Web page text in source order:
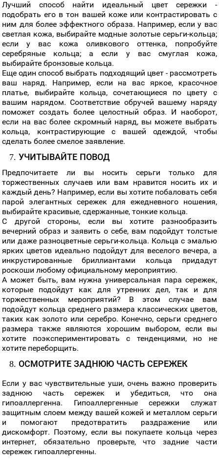
Лучший способ найти идеальный цвет сережки -
подобрать его в тон вашей коже или контрастировать с
ним для более эффектного образа. Например, если у вас
светлая кожа, выбирайте модные золотые серьги-кольца;
если у вас кожа оливкового оттенка, попробуйте
серебряные кольца; а если у вас смуглая кожа,
выбирайте бронзовые кольца.
Еще один способ выбрать подходящий цвет - рассмотреть
ваш наряд. Например, если на вас яркое, красочное
платье, выбирайте кольца, сочетающиеся по цвету с
вашим нарядом. Соответствие обручей вашему наряду
поможет создать более целостный образ. И наоборот,
если на вас более скромный наряд, вы можете выбрать
кольца, контрастирующие с вашей одеждой, чтобы
сделать более смелое заявление.
7. УЧИТЫВАЙТЕ ПОВОД
Предпочитаете ли вы носить серьги только для
торжественных случаев или вам нравится носить их и
каждый день? Например, если вы хотите побаловать себя
парой элегантных сережек для ежедневного ношения,
выбирайте красивые, сдержанные, тонкие кольца.
С другой стороны, если вы хотите разнообразить
вечерний образ и заявить о себе, вам подойдут толстые
или даже разноцветные серьги-кольца. Кольца с эмалью
ярких цветов идеально подойдут для веселого вечера, а
инкрустированные бриллиантами кольца придадут
роскоши любому официальному мероприятию.
А может быть, вам нужна универсальная пара сережек,
которые подойдут как для утренних дел, так и для
торжественных мероприятий? В этом случае вам
подойдут кольца среднего размера классических цветов,
таких как золото или серебро. Конечно, серьги среднего
размера также являются хорошим выбором, если вы
хотите поэкспериментировать с тенденциями, но не
хотите переборщить.
8. ОСМОТРИТЕ ЗАДНЮЮ ЧАСТЬ СЕРЕЖЕК
Если у вас чувствительные уши, очень важно проверить
заднюю часть сережек и убедиться, что она
гипоаллергенна. Гипоаллергенные сережки служат
защитным слоем между вашей кожей и металлом серьги
и помогают предотвратить раздражение или
дискомфорт. Поэтому, если вы покупаете кольца через
интернет, обязательно проверьте, что задние части
сережек гипоаллергенны.